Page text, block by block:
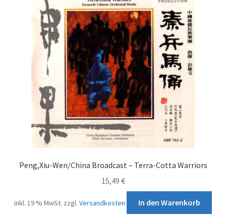
Peng,Xiu-Wen/China Broadcast – Terra-Cotta Warriors
15,49 €
inkl. 19 % MwSt. zzgl.Versandkosten In den Warenkorb